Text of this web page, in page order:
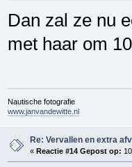
Dan zal ze nu
met haar om
Nautische fotografie
www.janvandewitte.nl
Re: Vervallen en extra
« Reactie #14 Gepost op: